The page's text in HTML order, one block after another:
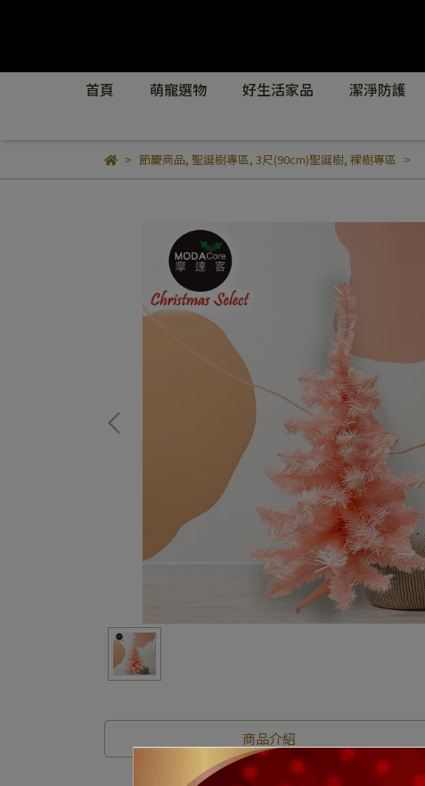
首頁 萌寵選物 好生活家品 潔淨防護
節慶商品, 聖誕樹專區, 3尺(90cm)聖誕樹, 裸樹專區
商品介紹